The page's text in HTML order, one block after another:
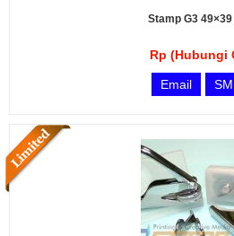
Stamp G3 49×39
Rp (Hubungi
Email